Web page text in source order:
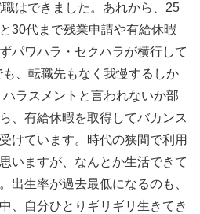
はできました。あれから、25
30代まで残業申請や有給休暇
パワハラ・セクハラが横行して
、転職先もなく我慢するしか
ラスメントと言われないか部
、有給休暇を取得してバカンス
けています。時代の狭間で利用
いますが、なんとか生活できて
出生率が過去最低になるのも、
、自分ひとりギリギリ生きてき